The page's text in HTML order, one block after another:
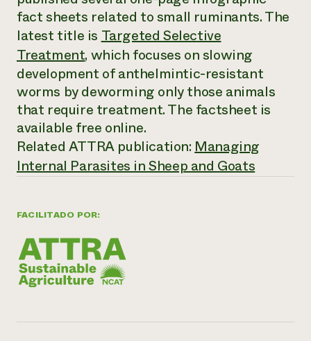
Informes anuales y financieros
Historias de impacto
Informe de
impacto 2024
LEER EL INFORME
Latinos en la agricultura
Sistemas alimentarios locales
Agricultura urbana
Las mujeres en la agricultura
Evento anual de reciclaje de productos electrónicos
Programa de descuentos de NorthWestern Energy
LIHEAP
Blog
Podcasts
Publicaciones
Cursos cortos
Vídeos
Oportunidades de financiación
Internship Hub
Buscar prácticas
Contratar a un becario
Asociaciones empresariales
Donar
Donaciones planificadas
Boletín
Consultas de los medios de comunicación
Todos
comunidad.
DONAR AHORA
FACILITADO POR:
fact sheets related to small ruminants. The
latest title isTargeted Selective
Treatment, which focuses on slowing
development of anthelmintic-resistant
worms by deworming only those animals
that require treatment. The factsheet is
available free online.
Related ATTRA publication:Managing
Internal Parasites in Sheep and Goats